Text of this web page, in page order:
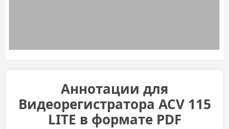
Аннотации для
Видеорегистратора ACV 115
LITE в формате PDF